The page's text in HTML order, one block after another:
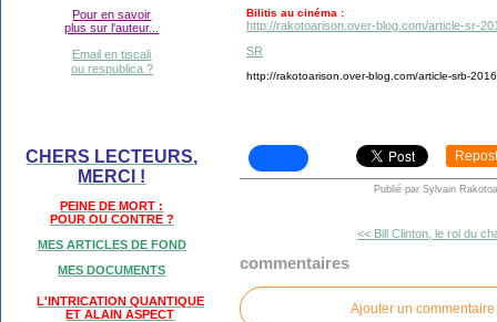
Pour en savoir
plus sur l'auteur...
Email en tiscali
ou respublica ?
CHERS LECTEURS,
MERCI !
PEINE DE MORT :
POUR OU CONTRE ?
MES ARTICLES DE FOND
MES DOCUMENTS
L'INTRICATION QUANTIQUE
ET ALAIN ASPECT
Bilitis au cinéma :
http://rakotoarison.over-blog.com/article-sr-
SR
http://rakotoarison.over-blog.com/article-srb-
Repost
Publié par Sylvain
<< Bill Clinton, le roi du
commentaires
Ajouter un commentaire